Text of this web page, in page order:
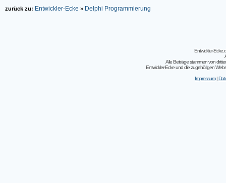
zurück zu: Entwickler-Ecke » Delphi Programmierung
Entwickler-
Alle Beiträge stammen von
Entwickler-Ecke und die zugehörigen
Impressum|